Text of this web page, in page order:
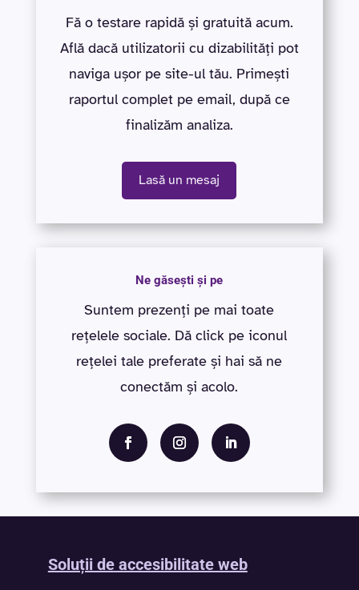
Fă o testare rapidă și gratuită acum.
Află dacă utilizatorii cu dizabilități pot
naviga ușor pe site-ul tău. Primești
raportul complet pe email, după ce
finalizăm analiza.
Lasă un mesaj
Ne găsești și pe
Suntem prezenți pe mai toate
rețelele sociale. Dă click pe iconul
rețelei tale preferate și hai să ne
conectăm și acolo.
Soluții de accesibilitate web